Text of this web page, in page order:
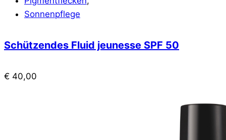
Sonnenpflege
Schützendes Fluid jeunesse SPF 50
€ 40,00